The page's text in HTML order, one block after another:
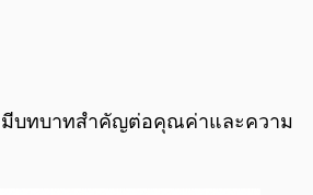
มีบทบาทสำคัญต่อคุณค่าและความ